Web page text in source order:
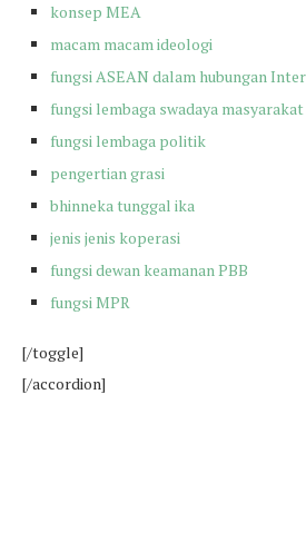
konsep MEA
macam macam ideologi
fungsi ASEAN dalam hubungan
fungsi lembaga swadaya masyarakat
fungsi lembaga politik
pengertian grasi
bhinneka tunggal ika
jenis jenis koperasi
fungsi dewan keamanan PBB
fungsi MPR
[/toggle]
[/accordion]